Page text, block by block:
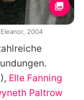
Elle Fanning
Paltrow
2004